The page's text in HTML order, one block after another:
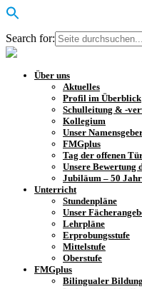
Search for:
Über uns
Aktuelles
Profil im Überblick
Schulleitung & -
Kollegium
Unser
FMGplus
Tag der offenen
Unsere Bewertung
Jubiläum – 50
Unterricht
Stundenpläne
Unser
Lehrpläne
Erprobungsstufe
Mittelstufe
Oberstufe
FMGplus
Bilingualer